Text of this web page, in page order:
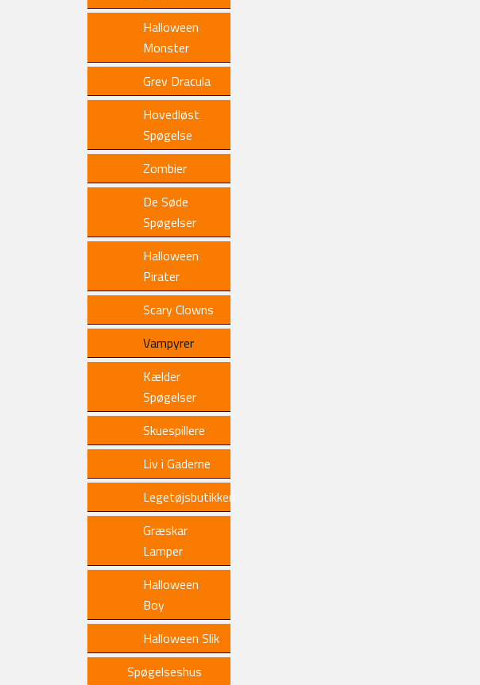
Halloween
Monster
Grev Dracula
Hovedløst
Spøgelse
Zombier
De Søde
Spøgelser
Halloween
Pirater
Scary Clowns
Vampyrer
Kælder
Spøgelser
Skuespillere
Liv i Gaderne
Legetøjsbutikken
Græskar
Lamper
Halloween
Boy
Halloween Slik
Spøgelseshus